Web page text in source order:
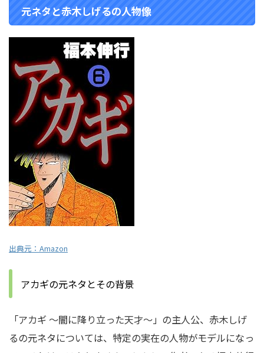
元ネタと赤木しげるの人物像
出典元： Amazon
アカギの元ネタとその背景
「アカギ 〜闇に降り立った天才〜」の主人公、赤木しげ
るの元ネタについては、特定の実在の人物がモデルになっ